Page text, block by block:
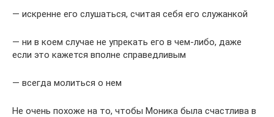
— искренне его слушаться, считая себя его служанкой
— ни в коем случае не упрекать его в чем-либо, даже
если это кажется вполне справедливым
— всегда молиться о нем
Не очень похоже на то, чтобы Моника была счастлива в